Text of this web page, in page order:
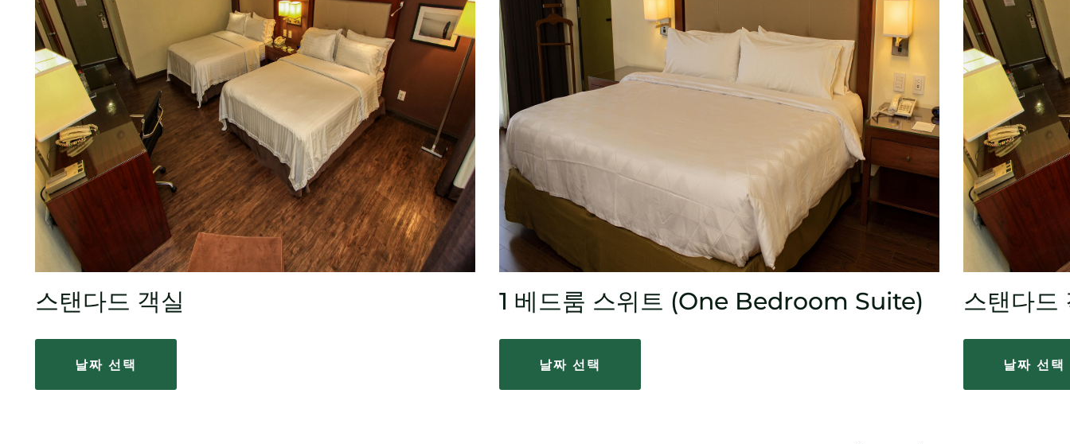
스탠다드 객실
날짜 선택
1 베드룸 스위트 (One Bedroom Suite)
날짜 선택
스탠다드
날짜 선택